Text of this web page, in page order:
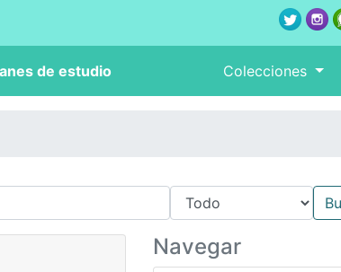
de estudio Colecciones
Navegar